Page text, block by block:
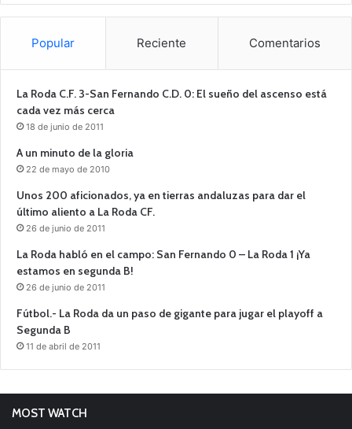
Popular Reciente Comentarios
La Roda C.F. 3-San Fernando C.D. 0: El sueño del ascenso está
cada vez más cerca
18 de junio de 2011
A un minuto de la gloria
22 de mayo de 2010
Unos 200 aficionados, ya en tierras andaluzas para dar el
último aliento a La Roda CF.
26 de junio de 2011
La Roda habló en el campo: San Fernando 0 – La Roda 1 ¡Ya
estamos en segunda B!
26 de junio de 2011
Fútbol.- La Roda da un paso de gigante para jugar el playoff a
Segunda B
11 de abril de 2011
MOST WATCH